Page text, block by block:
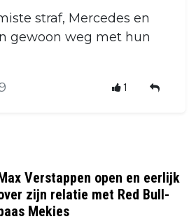
straf, Mercedes en
gewoon weg met hun
1
Max Verstappen open en eerlijk
zijn relatie met Red Bull-
baas Mekies